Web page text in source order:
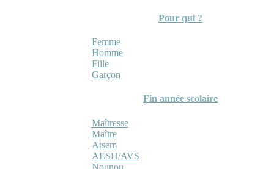
Pour qui ?
Femme
Homme
Fille
Garçon
Fin année scolaire
Maîtresse
Maître
Atsem
AESH/AVS
Nounou